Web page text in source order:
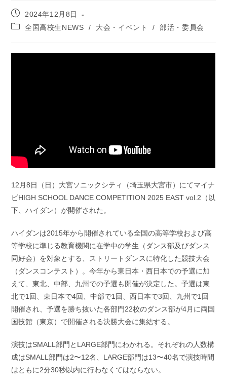
投
稿
公
2024年12月8日
投
テ
全国高校生NEWS / 大会・イベント / 部活・委員会
12月8日（日）大宮ソニックシティ（埼玉県大宮市）にてマイナ
ビHIGH SCHOOL DANCE COMPETITION 2025 EAST vol.2（以
下、ハイダン）が開催された。
ハイダンは2015年から開催されている全国の⾼等学校および⾼
等学校に準じる教育機関に在学中の学⽣（ダンス部及びダンス
同好会）を対象とする、ストリートダンスに特化した競技大会
（ダンスコンテスト）。今年から東日本・西日本での予選に加
えて、東北、中部、九州での予選も開催が決定した。予選は東
北で1回、東日本で4回、中部で1回、西日本で3回、九州で1回
開催され、予選を勝ち抜いた各部門22校のダンス部が4月に両国
国技館（東京）で開催される決勝大会に集結する。
演技はSMALL部門とLARGE部門にわかれる。それぞれの人数構
成はSMALL部門は2〜12名、LARGE部門は13〜40名で演技時間
はともに2分30秒以内に行わなくてはならない。